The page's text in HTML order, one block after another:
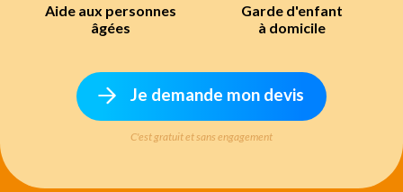
Aide aux personnes
âgées
Garde d'enfant
à domicile
Je demande mon devis
C'est gratuit et sans engagement